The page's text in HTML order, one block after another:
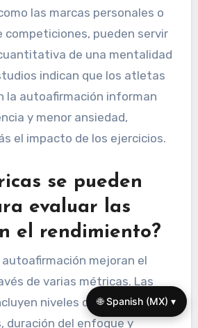
las marcas personales o
competiciones, pueden servir
de una mentalidad
indican que los atletas
la autoafirmación informan
y menor ansiedad,
el impacto de los ejercicios.
se pueden
evaluar las
el rendimiento?
mejoran el
de varias métricas. Las
niveles de confianza
duración del enfoque y
🌐 Spanish (MX) ▾